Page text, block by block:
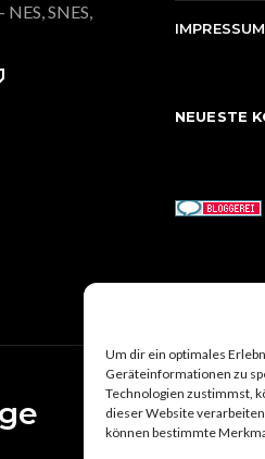
Um dir ein optimales
Geräteinformationen zu
Technologien zustimmst,
dieser Website
können bestimmte
SNES,
IMPRESSUM
NEUESTE
KONTAKT